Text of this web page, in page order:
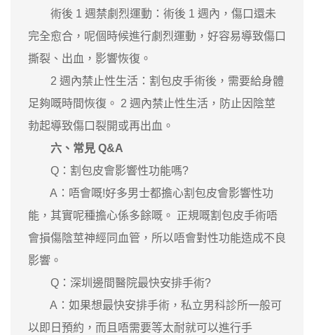
術後 1 週禁劇烈運動：術後 1 週內，傷口還未
完全愈合，呢個時候進行劇烈運動，好容易導致傷口
撕裂、出血，影響恢復。
2 週內禁止性生活：割包皮手術後，需要給身體
足夠嘅時間恢復。 2 週內禁止性生活，防止因陰莖
勃起導致傷口裂開或再出血。
六、常見 Q&A
Q：割包皮會影響性功能嗎?
A：唔會嘅!好多男士都擔心割包皮會影響性功
能，其實呢種擔心係多餘嘅。 正規嘅割包皮手術唔
會損傷陰莖神經同血管，所以唔會對性功能造成不良
影響。
Q：深圳邊間醫院最快安排手術?
A：如果想最快安排手術，私立男科診所一般可
以即日預約，而且唔需要等太耐就可以進行手